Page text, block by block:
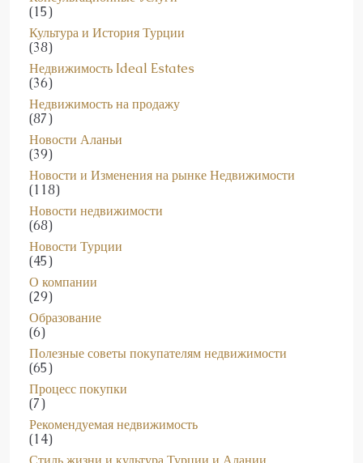
Культура и История Турции
(38)
Недвижимость Ideal Estates
(36)
Недвижимость на продажу
(87)
Новости Аланьи
(39)
Новости и Изменения на рынке Недвижимости
(118)
Новости недвижимости
(68)
Новости Турции
(45)
О компании
(29)
Образование
(6)
Полезные советы покупателям недвижимости
(65)
Процесс покупки
(7)
Рекомендуемая недвижимость
(14)
Стиль жизни и культура Турции и Алании
(105)